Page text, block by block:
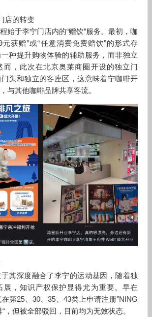
店的转变
始于李宁门店内的“赠饮”服务。最初，咖
元获赠”或“任意消费免费赠饮”的形式存
种提升购物体验的辅助服务，而非独立
而，此次在北京奥莱商圈开设的独立门
头和独立的客座区，这意味着宁咖啡开
与其他咖啡品牌共享客流。
其深度融合了李宁的运动基因，随着独
展，知识产权保护显得尤为重要。早在
第25、30、35、43类上申请注册”NING
，但被全部驳回，目前均为无效状态。